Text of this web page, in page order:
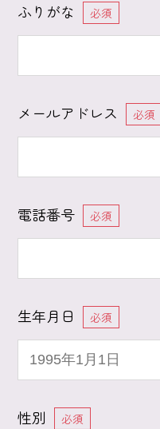
ふりがな 必須
メールアドレス 必須
電話番号 必須
生年月日 必須
性別 必須